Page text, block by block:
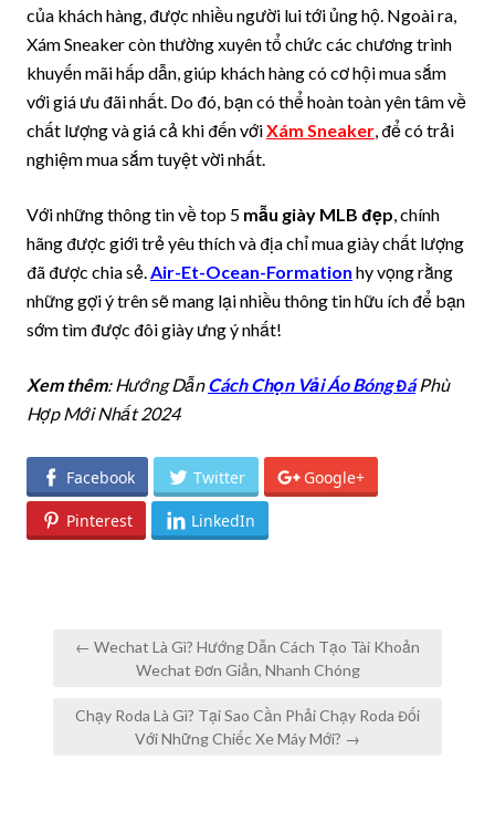
của khách hàng, được nhiều người lui tới ủng hộ. Ngoài ra,
Xám Sneaker còn thường xuyên tổ chức các chương trình
khuyến mãi hấp dẫn, giúp khách hàng có cơ hội mua sắm
với giá ưu đãi nhất. Do đó, bạn có thể hoàn toàn yên tâm về
chất lượng và giá cả khi đến vớiXám Sneaker, để có trải
nghiệm mua sắm tuyệt vời nhất.
Với những thông tin về top 5 mẫu giày MLB đẹp, chính
hãng được giới trẻ yêu thích và địa chỉ mua giày chất lượng
đã được chia sẻ.Air-Et-Ocean-Formation hy vọng rằng
những gợi ý trên sẽ mang lại nhiều thông tin hữu ích để bạn
sớm tìm được đôi giày ưng ý nhất!
Xem thêm: Hướng DẫnCách Chọn Vải Áo Bóng Đá Phù
Hợp Mới Nhất 2024
Facebook Twitter Google+
Pinterest LinkedIn
Post
navigation
← Wechat Là Gì? Hướng Dẫn Cách Tạo Tài Khoản
Wechat Đơn Giản, Nhanh Chóng
Chạy Roda Là Gì? Tại Sao Cần Phải Chạy Roda Đối
Với Những Chiếc Xe Máy Mới? →